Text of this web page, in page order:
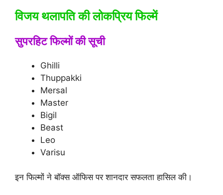
विजय थलापति की लोकप्रिय फिल्में
सुपरहिट फिल्मों की सूची
Ghilli
Thuppakki
Mersal
Master
Bigil
Beast
Leo
Varisu
इन फिल्मों ने बॉक्स ऑफिस पर शानदार सफलता हासिल की।